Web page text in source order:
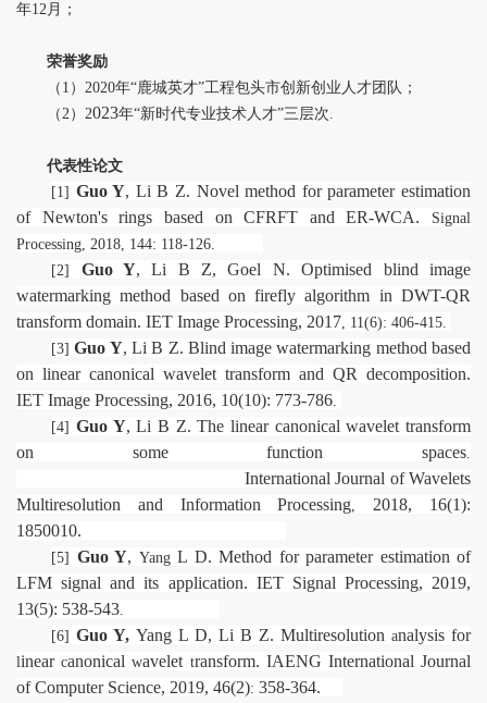
年12月；
荣誉奖励
（ 1 ） 2020年“鹿城英才”工程包头市创新创业人才团队；
（2） 2023年“新时代专业技术人才”三层次.
代表性论文
[1] Guo Y, Li B Z. Novel method for parameter estimation
of Newton's rings based on CFRFT and ER-WCA.
Signal
Processing, 2018, 144: 118-126.
[2] Guo Y, Li B Z, Goel N. Optimised blind image
watermarking method based on firefly algorithm in DWT-QR
transform domain. IET Image Processing, 2017, 11(6): 406-415.
[3]Guo Y, Li B Z. Blind image watermarking method based
on linear canonical wavelet transform and QR decomposition.
IET Image Processing, 2016, 10(10): 773-786.
[4] Guo Y, Li B Z. The linear canonical wavelet transform
on some function spaces.
International Journal of Wavelets
Multiresolution and Information Processing,2018, 16(1):
1850010.
[5] Guo Y, YangL D. Method for parameter estimation of
LFM signal and its application. IET Signal Processing, 2019,
13(5): 538-543.
[6]Guo Y,Yang L D, Li B Z. Multiresolutionanalysis for
linearcanonicalwavelet transform. IAENG International Journal
of Computer Science, 2019, 46(2): 358-364.